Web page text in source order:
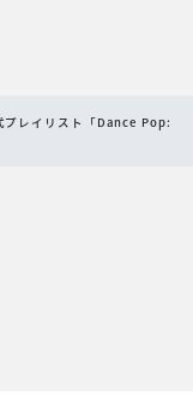
プレイリスト「Dance Pop: